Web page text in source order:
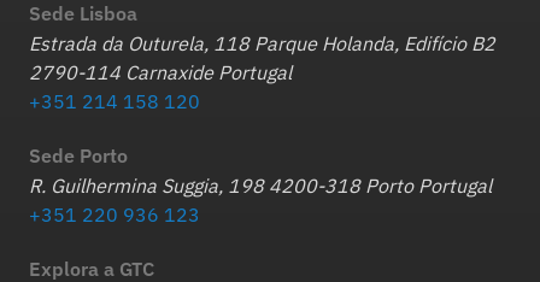
Sede Lisboa
Estrada da Outurela, 118 Parque Holanda, Edifício B2
2790-114 Carnaxide Portugal
+351 214 158 120
Sede Porto
R. Guilhermina Suggia, 198 4200-318 Porto Portugal
+351 220 936 123
Explora a GTC